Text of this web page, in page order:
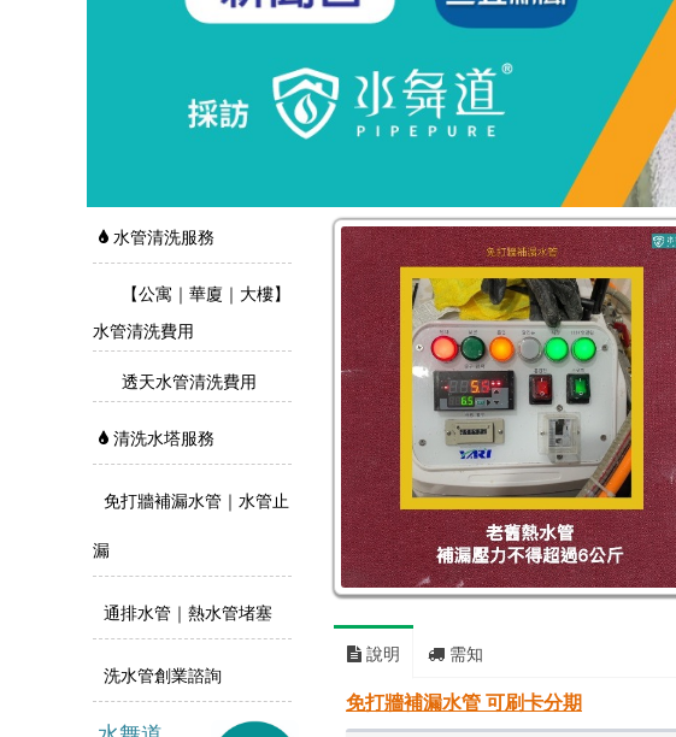
水管清洗服務
【公寓｜華廈｜大樓】
水管清洗費用
透天水管清洗費用
清洗水塔服務
免打牆補漏水管｜水管止
漏
通排水管｜熱水管堵塞
洗水管創業諮詢
說明 需知
免打牆補漏水管 可刷卡分期